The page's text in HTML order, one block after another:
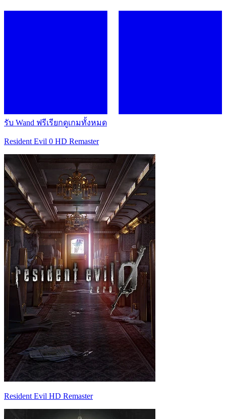
รับ Wand ฟรีเรียกดูเกมทั้งหมด
Resident Evil 0 HD Remaster
Resident Evil HD Remaster